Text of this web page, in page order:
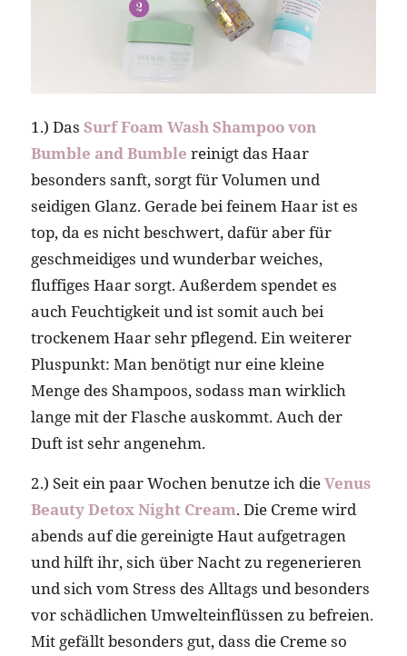
1.) Das Surf Foam Wash Shampoo von
Bumble and Bumble reinigt das Haar
besonders sanft, sorgt für Volumen und
seidigen Glanz. Gerade bei feinem Haar ist es
top, da es nicht beschwert, dafür aber für
geschmeidiges und wunderbar weiches,
fluffiges Haar sorgt. Außerdem spendet es
auch Feuchtigkeit und ist somit auch bei
trockenem Haar sehr pflegend. Ein weiterer
Pluspunkt: Man benötigt nur eine kleine
Menge des Shampoos, sodass man wirklich
lange mit der Flasche auskommt. Auch der
Duft ist sehr angenehm.
2.) Seit ein paar Wochen benutze ich dieVenus
Beauty Detox Night Cream. Die Creme wird
abends auf die gereinigte Haut aufgetragen
und hilft ihr, sich über Nacht zu regenerieren
und sich vom Stress des Alltags und besonders
vor schädlichen Umwelteinflüssen zu befreien.
Mit gefällt besonders gut, dass die Creme so